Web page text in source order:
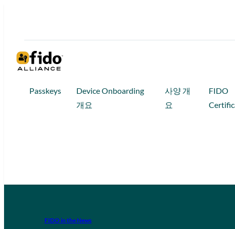
Passkeys
Device Onboarding
개요
사양 개
요
FIDO
FIDO in the News